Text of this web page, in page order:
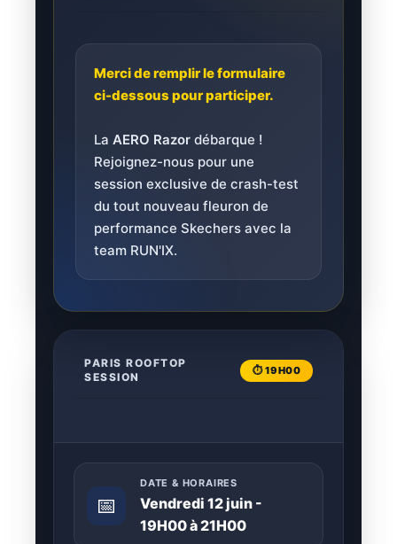
Merci de remplir le formulaire
ci-dessous pour participer.
La AERO Razor débarque !
Rejoignez-nous pour une
session exclusive de crash-test
du tout nouveau fleuron de
performance Skechers avec la
team RUN'IX.
PARIS ROOFTOP
SESSION
⏱️ 19H00
📅
DATE & HORAIRES
Vendredi 12 juin -
19H00 à 21H00